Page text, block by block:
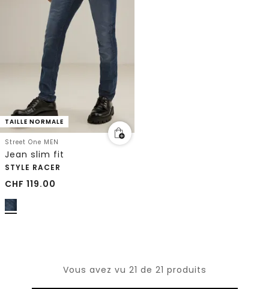
TAILLE NORMALE
Street One MEN
Jean slim fit
STYLE RACER
CHF 119.00
Vous avez vu 21 de 21 produits